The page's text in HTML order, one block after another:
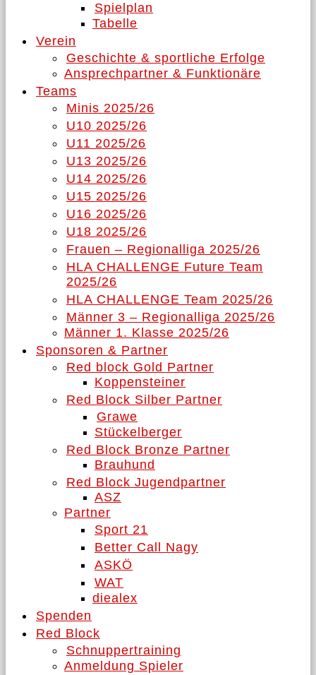
Spielplan
Tabelle
Verein
Geschichte & sportliche Erfolge
Ansprechpartner & Funktionäre
Teams
Minis 2025/26
U10 2025/26
U11 2025/26
U13 2025/26
U14 2025/26
U15 2025/26
U16 2025/26
U18 2025/26
Frauen – Regionalliga 2025/26
HLA CHALLENGE Future Team
2025/26
HLA CHALLENGE Team 2025/26
Männer 3 – Regionalliga 2025/26
Männer 1. Klasse 2025/26
Sponsoren & Partner
Red block Gold Partner
Koppensteiner
Red Block Silber Partner
Grawe
Stückelberger
Red Block Bronze Partner
Brauhund
Red Block Jugendpartner
ASZ
Partner
Sport 21
Better Call Nagy
ASKÖ
WAT
diealex
Spenden
Red Block
Schnuppertraining
Anmeldung Spieler